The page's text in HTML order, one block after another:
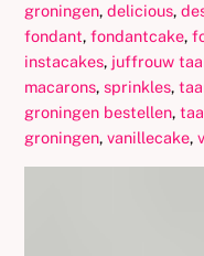
groningen,delicious,
fondant,fondantcake,
instacakes, juffrouw
macarons,sprinkles,
groningen bestellen,
groningen,vanillecake,